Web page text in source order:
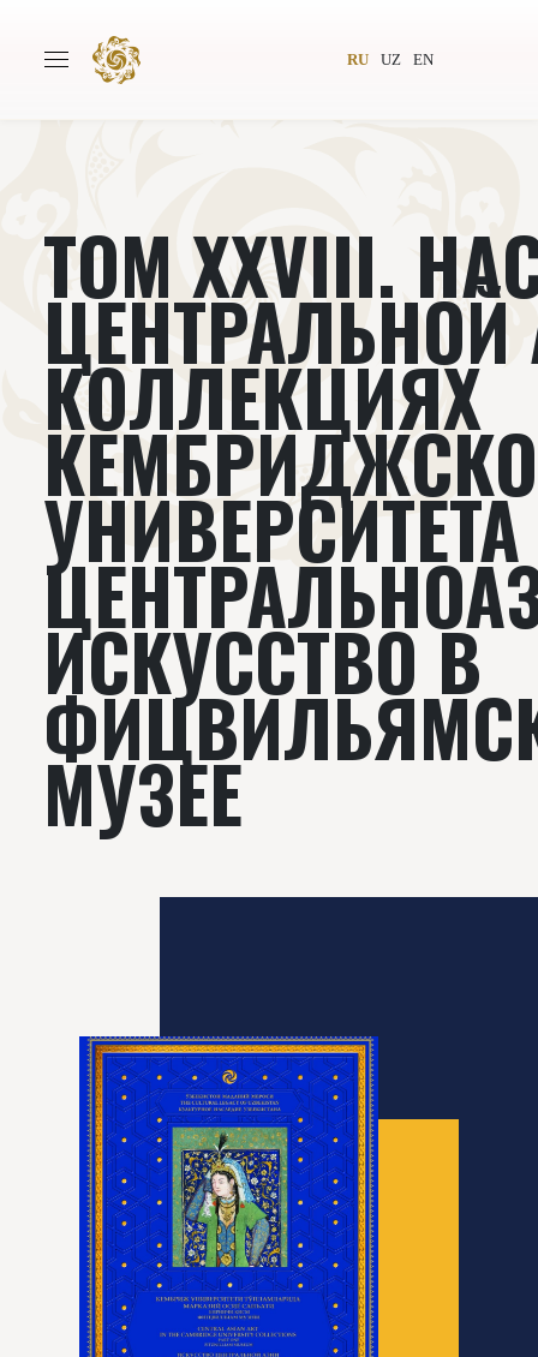
RU UZ EN
Всемирное общество
Новости
Проекты Подкасты
Книги Видеолекторий
ТОМ XXVIII.
ЦЕНТРАЛЬНОЙ
КОЛЛЕКЦИЯХ
ИСКУССТВО В
МУЗЕЕ